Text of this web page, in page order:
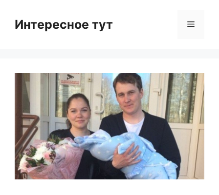
contentИнтересное тут Menu